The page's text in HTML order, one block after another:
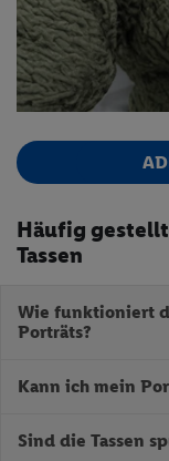
Häufig
Tassen
Wie funktioniert
Porträts?
Tricks. Wähle
Kann ich mein
Nicht nur das, du
Sind die Tassen